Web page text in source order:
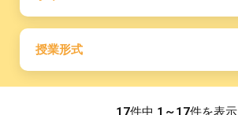
授業形式
17件中 1～17件を表示